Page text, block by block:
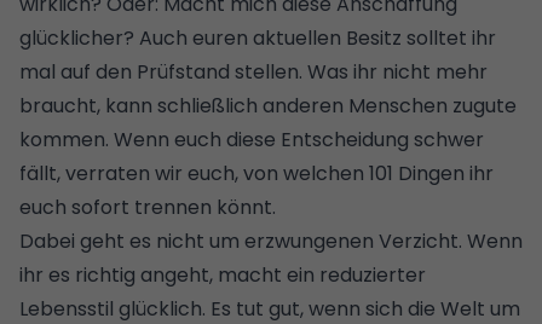
glücklicher? Auch euren aktuellen Besitz solltet ihr
mal auf den Prüfstand stellen. Was ihr nicht mehr
braucht, kann schließlich anderen Menschen zugute
kommen. Wenn euch diese Entscheidung schwer
fällt, verraten wir euch,von welchen 101 Dingen ihr
euch sofort trennen könnt.
Dabei geht es nicht um erzwungenen Verzicht. Wenn
ihr es richtig angeht, macht ein reduzierter
Lebensstil glücklich. Es tut gut, wenn sich die Welt um